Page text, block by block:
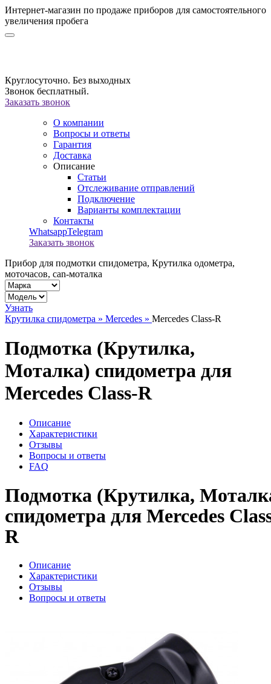
Интернет-магазин по продаже приборов для самостоятельного
увеличения пробега
Круглосуточно. Без выходных
Звонок бесплатный.
Заказать звонок
О компании
Вопросы и ответы
Гарантия
Доставка
Описание
Статьи
Отслеживание отправлений
Подключение
Варианты комплектации
Контакты
WhatsappTelegram
Заказать звонок
Прибор для подмотки спидометра, Крутилка одометра,
моточасов, can-моталка
Узнать
Крутилка спидометра » Mercedes » Mercedes Class-R
Подмотка (Крутилка,
Моталка) спидометра для
Mercedes Class-R
Описание
Характеристики
Отзывы
Вопросы и ответы
FAQ
Подмотка (Крутилка,
спидометра для Mercedes
R
Описание
Характеристики
Отзывы
Вопросы и ответы